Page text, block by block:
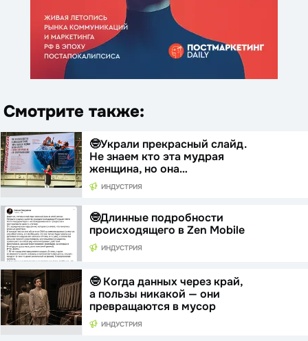
Смотрите также:
🤓Украли прекрасный слайд.
Не знаем кто эта мудрая
женщина, но она…
ИНДУСТРИЯ
🤓Длинные подробности
происходящего в Zen Mobile
ИНДУСТРИЯ
🤓 Когда данных через край,
а пользы никакой — они
превращаются в мусор
ИНДУСТРИЯ